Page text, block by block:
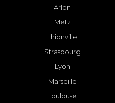
Arlon
Metz
Thionville
Strasbourg
Lyon
Marseille
Toulouse